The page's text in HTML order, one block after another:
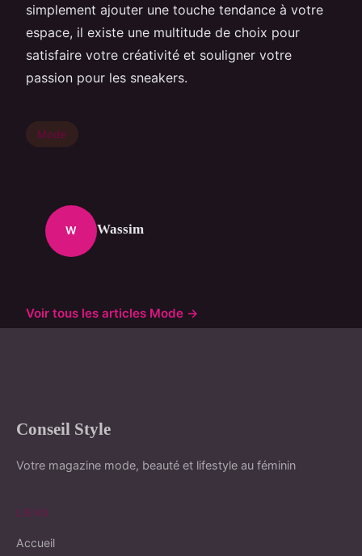
simplement ajouter une touche tendance à votre
espace, il existe une multitude de choix pour
satisfaire votre créativité et souligner votre
passion pour les sneakers.
Mode
W Wassim
Voir tous les articles Mode →
Conseil Style
Votre magazine mode, beauté et lifestyle au féminin
LIENS
Accueil